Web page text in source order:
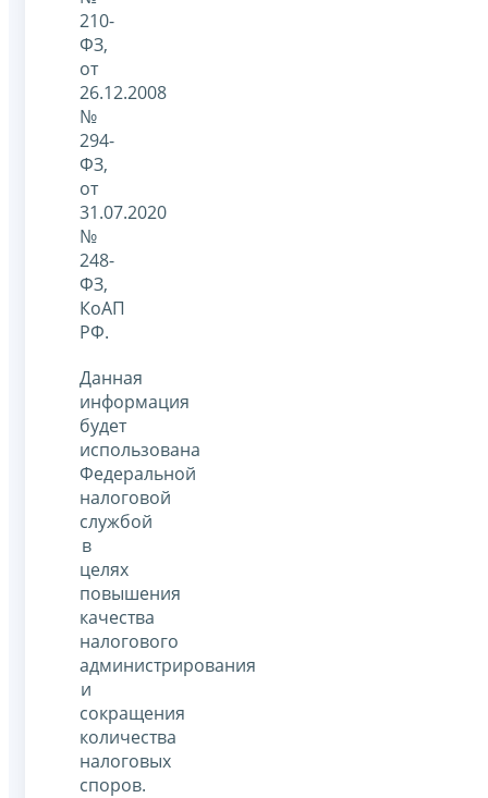
210-
ФЗ,
от
26.12.2008
№
294-
ФЗ,
от
31.07.2020
№
248-
ФЗ,
КоАП
РФ.
Данная
информация
будет
использована
Федеральной
налоговой
службой
в
целях
повышения
качества
налогового
администрирования
и
сокращения
количества
налоговых
споров.